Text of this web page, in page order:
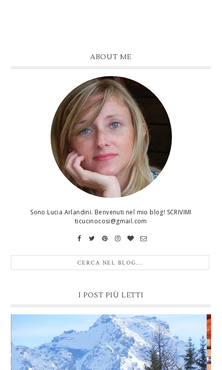
ABOUT ME
Sono Lucia Arlandini. Benvenuti nel mio blog! SCRIVIMI
ticucinocosi@gmail.com
I POST PIÙ LETTI